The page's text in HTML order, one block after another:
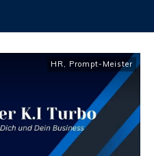
HR, Prompt-Meister